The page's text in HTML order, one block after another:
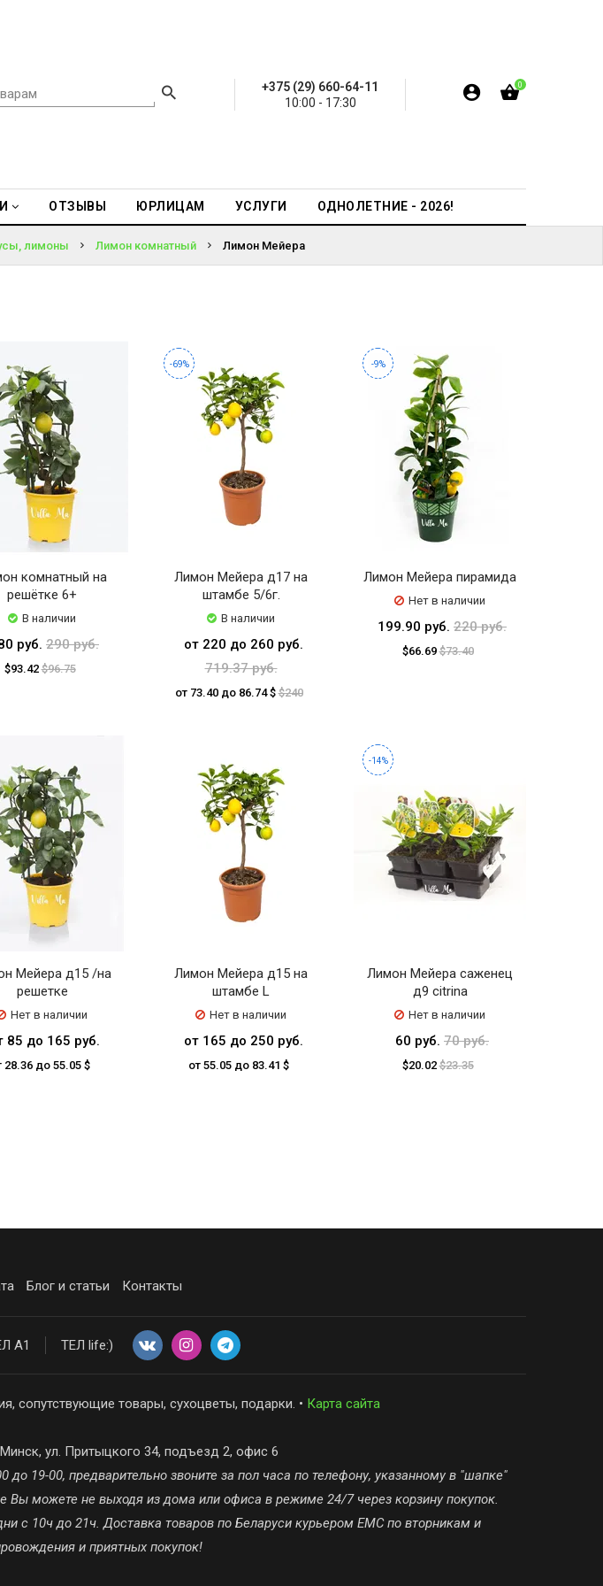
+375 (29) 660-64-11
10:00 - 17:30
0
ОТЗЫВЫ ЮРЛИЦАМ УСЛУГИ ОДНОЛЕТНИЕ - 2026!
лимоны Лимон комнатный Лимон Мейера
комнатный на
решётке 6+
В наличии
руб. 290 руб.
$93.42$96.75
-69%
Лимон Мейера д17 на
штамбе 5/6г.
В наличии
от 220 до 260 руб.
719.37 руб.
от 73.40 до 86.74 $$240
-9%
Лимон Мейера пирамида
Нет в наличии
199.90 руб. 220 руб.
$66.69$73.40
Мейера д15 /на
решетке
Нет в наличии
85 до 165 руб.
28.36 до 55.05 $
Лимон Мейера д15 на
штамбе L
Нет в наличии
от 165 до 250 руб.
от 55.05 до 83.41 $
-14%
Лимон Мейера саженец
д9 citrina
Нет в наличии
60 руб. 70 руб.
$20.02$23.35
Блог и статьи Контакты
А1 ТЕЛ life:)
сопутствующие товары, сухоцветы, подарки. • Карта сайта
Минск, ул. Притыцкого 34, подъезд 2, офис 6
19-00, предварительно звоните за пол часа по телефону, указанному в "шапке"
Вы можете не выходя из дома или офиса в режиме 24/7 через корзину покупок.
с 10ч до 21ч. Доставка товаров по Беларуси курьером ЕМС по вторникам и
и приятных покупок!